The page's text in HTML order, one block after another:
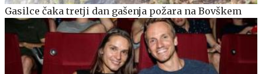
Gasilce čaka tretji dan gašenja požara na Bovškem